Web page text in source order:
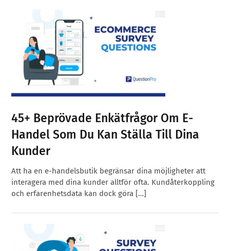
45+ Beprövade Enkätfrågor Om E-
Handel Som Du Kan Ställa Till Dina
Kunder
Att ha en e-handelsbutik begränsar dina möjligheter att
interagera med dina kunder alltför ofta. Kundåterkoppling
och erfarenhetsdata kan dock göra […]